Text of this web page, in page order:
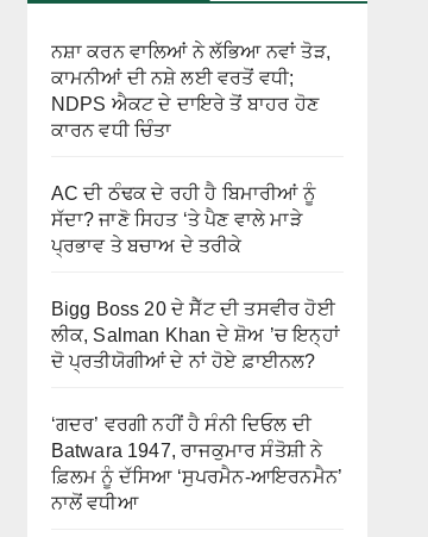
ਨਸ਼ਾ ਕਰਨ ਵਾਲਿਆਂ ਨੇ ਲੱਭਿਆ ਨਵਾਂ ਤੋੜ,
ਕਾਮਨੀਆਂ ਦੀ ਨਸ਼ੇ ਲਈ ਵਰਤੋਂ ਵਧੀ;
NDPS ਐਕਟ ਦੇ ਦਾਇਰੇ ਤੋਂ ਬਾਹਰ ਹੋਣ
ਕਾਰਨ ਵਧੀ ਚਿੰਤਾ
AC ਦੀ ਠੰਢਕ ਦੇ ਰਹੀ ਹੈ ਬਿਮਾਰੀਆਂ ਨੂੰ
ਸੱਦਾ? ਜਾਣੋ ਸਿਹਤ ‘ਤੇ ਪੈਣ ਵਾਲੇ ਮਾੜੇ
ਪ੍ਰਭਾਵ ਤੇ ਬਚਾਅ ਦੇ ਤਰੀਕੇ
Bigg Boss 20 ਦੇ ਸੈੱਟ ਦੀ ਤਸਵੀਰ ਹੋਈ
ਲੀਕ, Salman Khan ਦੇ ਸ਼ੋਅ ’ਚ ਇਨ੍ਹਾਂ
ਦੋ ਪ੍ਰਤੀਯੋਗੀਆਂ ਦੇ ਨਾਂ ਹੋਏ ਫ਼ਾਈਨਲ?
‘ਗਦਰ’ ਵਰਗੀ ਨਹੀਂ ਹੈ ਸੰਨੀ ਦਿਓਲ ਦੀ
Batwara 1947, ਰਾਜਕੁਮਾਰ ਸੰਤੋਸ਼ੀ ਨੇ
ਫ਼ਿਲਮ ਨੂੰ ਦੱਸਿਆ ‘ਸੁਪਰਮੈਨ-ਆਇਰਨਮੈਨ’
ਨਾਲੋਂ ਵਧੀਆ